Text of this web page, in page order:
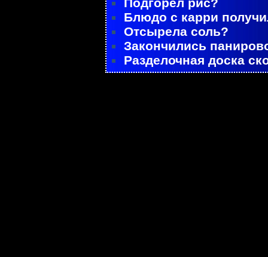
Блюдо с карри
Отсырела соль?
Закончились
Разделочная доска